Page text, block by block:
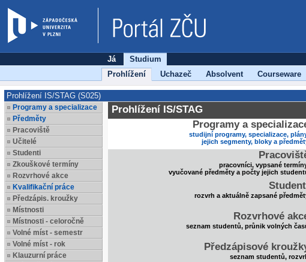
Já
Studium
Prohlížení
Uchazeč Absolvent Courseware
Prohlížení IS/STAG (S025)
Programy a specializace
Předměty
Pracoviště
Učitelé
Studenti
Zkouškové termíny
Rozvrhové akce
Kvalifikační práce
Předzápis. kroužky
Místnosti
Místnosti - celoročně
Volné míst - semestr
Volné míst - rok
Klauzurní práce
Prohlížení IS/STAG
Programy a
studijní programy, specializace,
jejich segmenty, bloky a
pracovníci, vypsané
vyučované předměty a počty jejich
rozvrh a aktuálně zapsané
Rozvrhové
seznam studentů, průnik volných
Předzápisové
seznam studentů,